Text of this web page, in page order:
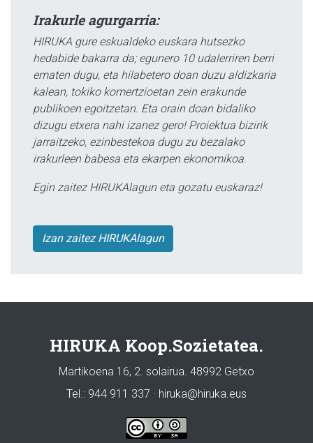
Irakurle agurgarria:
HIRUKA gure eskualdeko euskara hutsezko
hedabide bakarra da; egunero 10 udalerriren berri
ematen dugu, eta hilabetero doan duzu aldizkaria
kalean, tokiko komertzioetan zein erakunde
publikoen egoitzetan. Eta orain doan bidaliko
dizugu etxera nahi izanez gero! Proiektua bizirik
jarraitzeko, ezinbestekoa dugu zu bezalako
irakurleen babesa eta ekarpen ekonomikoa.
Egin zaitez HIRUKAlagun eta gozatu euskaraz!
Izan zaitez HIRUKAlagun
HIRUKA Koop.Sozietatea.
Martikoena 16, 2. solairua. 48992 Getxo
Tel.: 944 911 337 · hiruka@hiruka.eus